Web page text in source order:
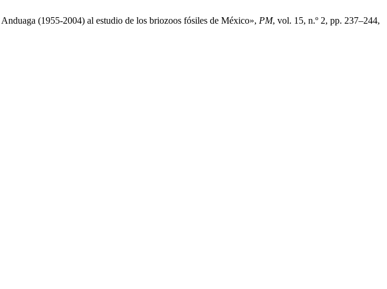
(1955-2004) al estudio de los briozoos fósiles de México», PM, vol. 15, n.º 2, pp. 237–244,